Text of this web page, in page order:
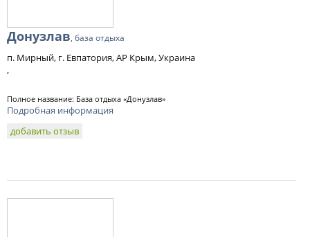
Донузлав, база отдыха
п. Мирный, г. Евпатория, АР Крым, Украина
,
Полное название: База отдыха «Донузлав»
Подробная информация
добавить отзыв